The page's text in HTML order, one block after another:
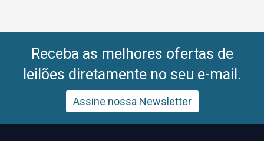
Receba as melhores ofertas de
leilões diretamente no seu e-mail.
Assine nossa Newsletter